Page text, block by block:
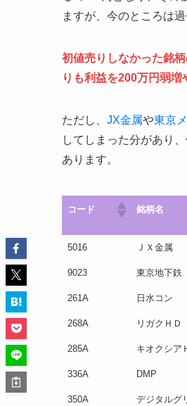
ますが、今のところは
初値売りしなかった銘
りも利益を200万円弱増
ただし、 JX金属や東京
してしまった分があり
あります。
コード 銘柄名
コード 銘柄名
5016 ＪＸ金属
9023 東京地下鉄
261A 日水コン
268A リガクＨＤ
285A キオクシア
336A DMP
350A デジタルグ